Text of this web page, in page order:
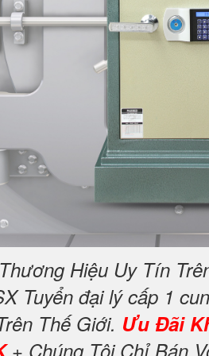
Hiệu Uy Tín
Tuyển đại lý cấp 1
Thế Giới. Ưu Đãi
+ Chúng Tôi Chỉ Bán